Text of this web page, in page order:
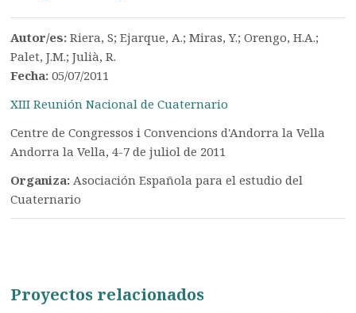
Autor/es:Riera, S; Ejarque, A.; Miras, Y.; Orengo, H.A.;
Palet, J.M.; Julià, R.
Fecha:05/07/2011
XIII Reunión Nacional de Cuaternario
Centre de Congressos i Convencions d'Andorra la Vella
Andorra la Vella, 4-7 de juliol de 2011
Organiza:Asociación Española para el estudio del
Cuaternario
Proyectos relacionados